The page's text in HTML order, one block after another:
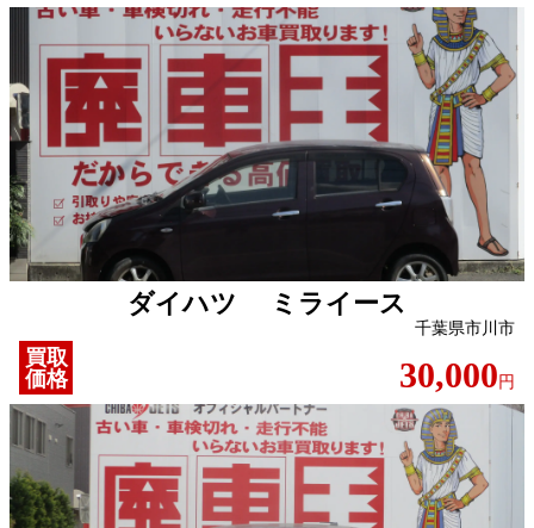
ダイハツ ミライース
千葉県市川市
買取
価格
30,000 円